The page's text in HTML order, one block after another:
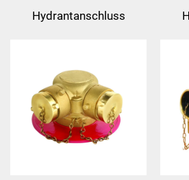
Hydrantanschluss